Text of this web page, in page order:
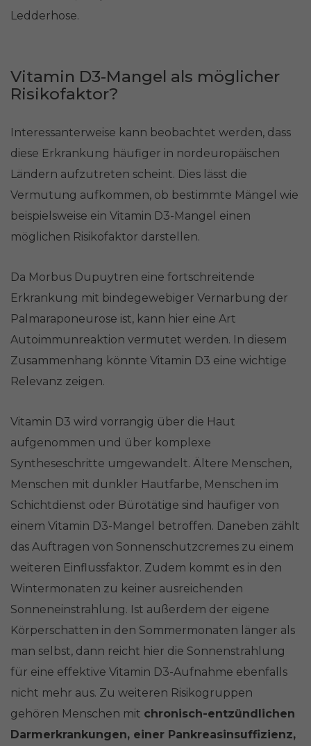
Ledderhose.
Vitamin D3-Mangel als möglicher
Risikofaktor?
Interessanterweise kann beobachtet werden, dass
diese Erkrankung häufiger in nordeuropäischen
Ländern aufzutreten scheint. Dies lässt die
Vermutung aufkommen, ob bestimmte Mängel wie
beispielsweise ein Vitamin D3-Mangel einen
möglichen Risikofaktor darstellen.
Da Morbus Dupuytren eine fortschreitende
Erkrankung mit bindegewebiger Vernarbung der
Palmaraponeurose ist, kann hier eine Art
Autoimmunreaktion vermutet werden. In diesem
Zusammenhang könnte Vitamin D3 eine wichtige
Relevanz zeigen.
Vitamin D3 wird vorrangig über die Haut
aufgenommen und über komplexe
Syntheseschritte umgewandelt. Ältere Menschen,
Menschen mit dunkler Hautfarbe, Menschen im
Schichtdienst oder Bürotätige sind häufiger von
einem Vitamin D3-Mangel betroffen. Daneben zählt
das Auftragen von Sonnenschutzcremes zu einem
weiteren Einflussfaktor. Zudem kommt es in den
Wintermonaten zu keiner ausreichenden
Sonneneinstrahlung. Ist außerdem der eigene
Körperschatten in den Sommermonaten länger als
man selbst, dann reicht hier die Sonnenstrahlung
für eine effektive Vitamin D3-Aufnahme ebenfalls
nicht mehr aus. Zu weiteren Risikogruppen
gehören Menschen mit chronisch-entzündlichen
Darmerkrankungen, einer Pankreasinsuffizienz,